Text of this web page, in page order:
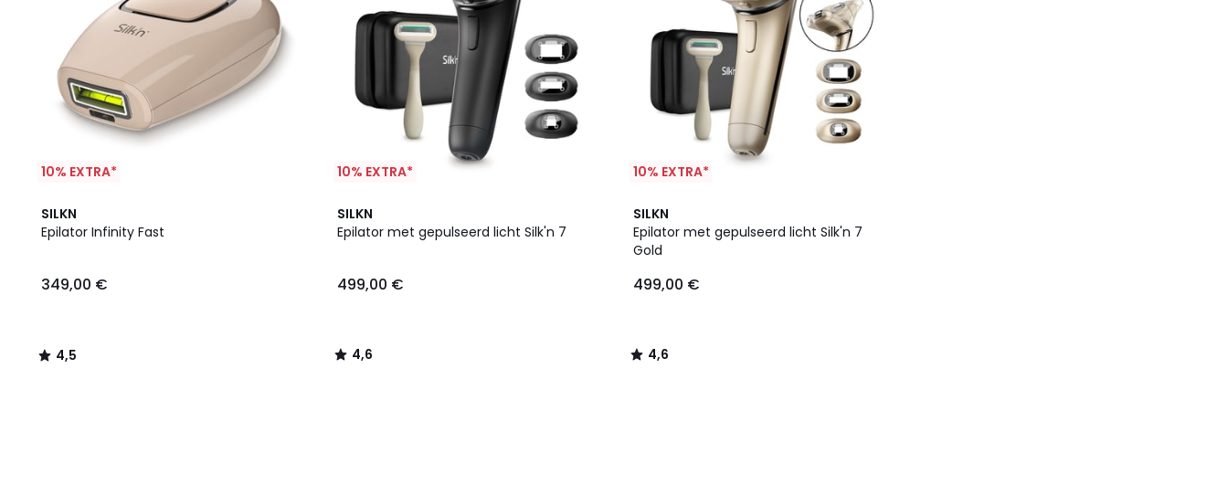
10% EXTRA*
SILKN
Epilator Infinity Fast
€.
349,00 €
4,5
/ 5
4,5
/
10% EXTRA*
SILKN
Epilator met gepulseerd licht Silk'n 7
499,00 €
4,6
/ 5
4,6
/
10% EXTRA*
SILKN
Epilator met gepulseerd licht Silk'n 7
Gold
499,00 €
4,6
/ 5
4,6
/